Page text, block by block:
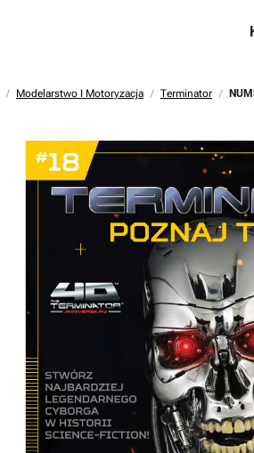
Modelarstwo I Motoryzacja Terminator